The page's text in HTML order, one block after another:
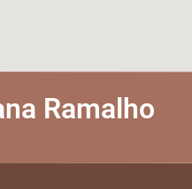
Ramalho